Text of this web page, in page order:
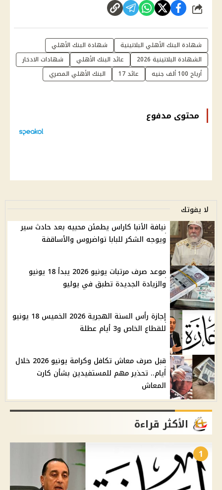
شارك
شهادة البنك الأهلي البلاتينية
شهادة البنك الأهلي
الشهادة البلاتينية 2026
عائد البنك الأهلي
شهادات الادخار
أرباح 100 ألف جنيه
عائد 17 البنك الأهلي المصري
محتوى مدفوع
لا يفوتك
نيافة الأنبا كاراس يطمئن محبيه بعد حادث سير
ويوجه الشكر للبابا تواضروس والأساقفة
موعد صرف مرتبات يونيو 2026 يبدأ 18 يونيو
والزيادة الجديدة تطبق في يوليو
إجازة رأس السنة الهجرية 2026 الخميس 18 يونيو
للقطاع الخاص و3 أيام عطلة
قبل صرف معاش تكافل وكرامة يونيو 2026 خلال
أيام.. تحذير مهم للمستفيدين بشأن كارت
المعاش
الأكثر قراءة
1